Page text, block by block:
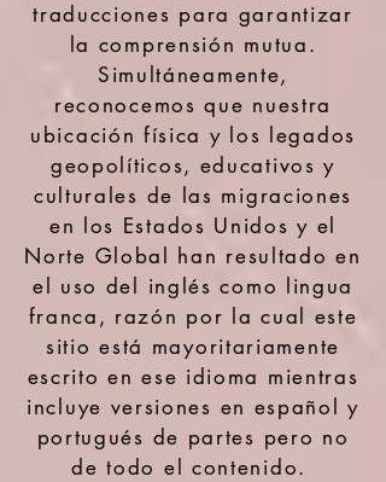
traducciones para garantizar
la comprensión mutua.
Simultáneamente,
reconocemos que nuestra
ubicación física y los legados
geopolíticos, educativos y
culturales de las migraciones
en los Estados Unidos y el
Norte Global han resultado en
el uso del inglés como lingua
franca, razón por la cual este
sitio está mayoritariamente
escrito en ese idioma mientras
incluye versiones en español y
portugués de partes pero no
de todo el contenido. ​